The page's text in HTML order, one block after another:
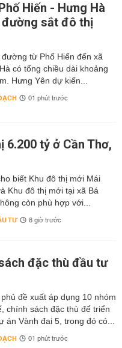
Hiến - Hưng Hà
đường sắt đô thị
đường từ Phố Hiến đến xã
có tổng chiều dài khoảng
Hưng Yên dự kiến...
01 phút trước
6.200 tỷ ở Cần Thơ,
biết Khu đô thị mới Mái
Khu đô thị mới tại xã Bá
còn phù hợp với...
TƯ 8 giờ trước
đặc thù đầu tư
đề xuất áp dụng 10 nhóm
chính sách đặc thù để triển
án Vành đai 5, trong đó có...
01 phút trước